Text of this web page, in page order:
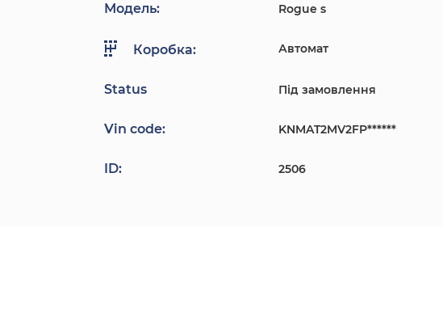
Модель: Rogue s
Коробка: Автомат
Status Під замовлення
Vin code: KNMAT2MV2FP******
ID: 2506